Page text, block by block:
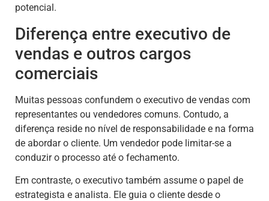
potencial.
Diferença entre executivo de
vendas e outros cargos
comerciais
Muitas pessoas confundem o executivo de vendas com
representantes ou vendedores comuns. Contudo, a
diferença reside no nível de responsabilidade e na forma
de abordar o cliente. Um vendedor pode limitar-se a
conduzir o processo até o fechamento.
Em contraste, o executivo também assume o papel de
estrategista e analista. Ele guia o cliente desde o